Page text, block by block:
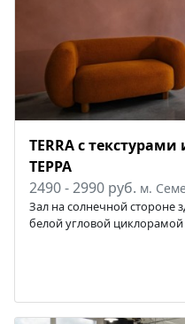
TERRA с
ТЕРРА
2490 - 2990 руб. м.
Зал на солнечной стороне
белой угловой